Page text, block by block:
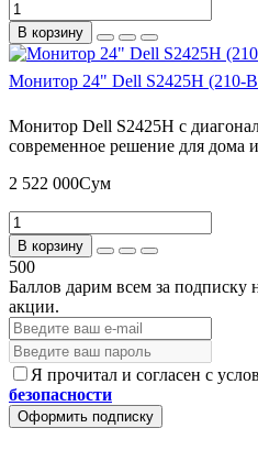
В корзину
Монитор 24" Dell S2425H (210-
Монитор Dell S2425H с
современное решение для дома
2 522 000Сум
В корзину
500
Баллов дарим всем за подписку
акции.
Я прочитал и согласен с
безопасности
Оформить подписку